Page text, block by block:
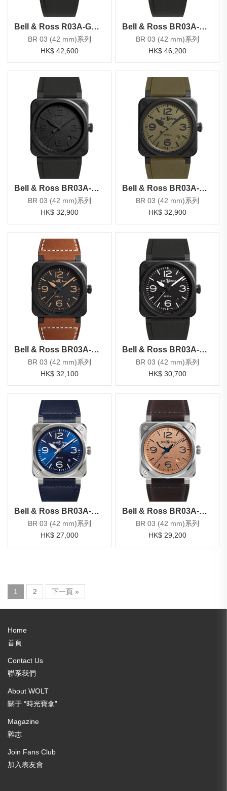
Bell & Ross R03A-GR-SKST/SRB
BR 03 (42 mm)系列
HK$ 42,600
Bell & Ross BR03A-BL-SKCE/SRB
BR 03 (42 mm)系列
HK$ 46,200
Bell & Ross BR03A-PH-CE/SRB
BR 03 (42 mm)系列
HK$ 32,900
Bell & Ross BR03A-MIL-CE/SRB
BR 03 (42 mm)系列
HK$ 32,900
Bell & Ross BR03A-HER-CE/SCA
BR 03 (42 mm)系列
HK$ 32,100
Bell & Ross BR03A-BL-CE/SRB
BR 03 (42 mm)系列
HK$ 30,700
Bell & Ross BR03A-BLU-ST/SCA
BR 03 (42 mm)系列
HK$ 27,000
Bell & Ross BR03A-GB-ST/SCA
BR 03 (42 mm)系列
HK$ 29,200
1 2 下一頁 »
Home
首頁
Contact Us
聯系我們
About WOLT
關于 “時光寶盒”
Magazine
雜志
Join Fans Club
加入表友會